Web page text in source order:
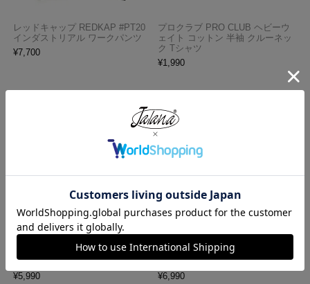
レッドキャップ REDKAP #PT20
インダストリアル ワークパンツ
¥7,700
プロクラブ PRO CLUB ヘビーウ
ェイト コットン 半袖 クルーネッ
ク Tシャツ
¥1,990
LES APPAREL HF02 14オンス ヘ
ビーフリース スウェットショーツ
¥5,990
ロサンゼルスアパレル LOS ANGE
LES APPAREL 18412GD 18/1 シ
ョートスリーブ ポロTシャツ
¥6,990